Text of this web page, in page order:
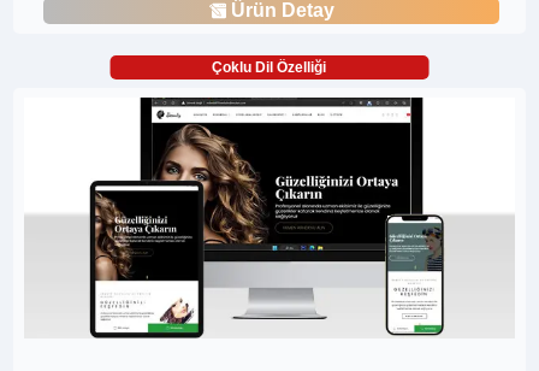
Ürün Detay
Çoklu Dil Özelliği